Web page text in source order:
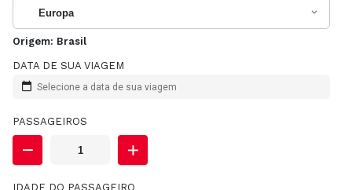
Europa
Origem: Brasil
DATA DE SUA VIAGEM
Selecione a data de sua viagem
PASSAGEIROS
IDADE DO PASSAGEIRO